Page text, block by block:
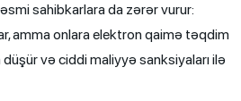
sahibkarlara da zərər vurur:
amma onlara elektron qaimə təqdim
və ciddi maliyyə sanksiyaları ilə